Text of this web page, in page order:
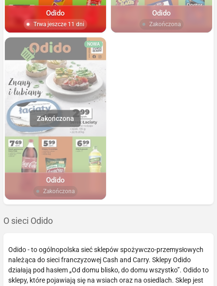
Odido
Trwa jeszcze 11 dni
Odido
Zakończona
NOWA
Odido
Zakończona
O sieci Odido
Odido - to ogólnopolska sieć sklepów spożywczo-przemysłowych
należąca do sieci franczyzowej Cash and Carry. Sklepy Odido
działają pod hasłem „Od domu blisko, do domu wszystko”. Odido to
sklepy, które pojawiają się na wsiach oraz na osiedlach. Sklep jest